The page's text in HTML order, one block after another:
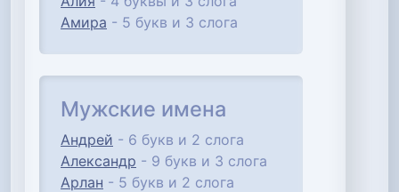
Амира - 5 букв и 3 слога
Мужские имена
Андрей - 6 букв и 2 слога
Александр - 9 букв и 3 слога
Арлан - 5 букв и 2 слога